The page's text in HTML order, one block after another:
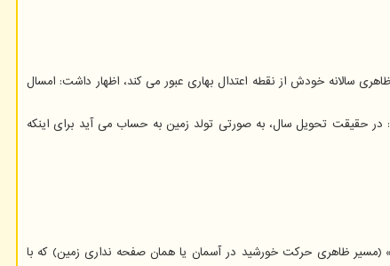
زمینی در حرکت ظاهری سالانه خودش از نقطه اعتدال بهاری عبور می کند، اظهار داشت: امسال
حقیقت تحویل سال، به صورتی تولد زمین به حساب می آید برای اینکه
(مسیر ظاهری حرکت خورشید در آسمان یا همان صفحه نداری زمین) که با